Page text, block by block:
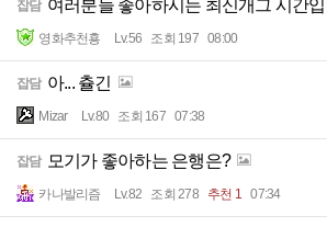
잡담 여러분들 좋아하시는 최신개그 시간
영화추천횽 Lv.56 조회 197 08:00
잡담 아... 츌긴
Mizar Lv.80 조회 167 07:38
잡담 모기가 좋아하는 은행은?
카나발리즘 Lv.82 조회 278 추천 1 07:34